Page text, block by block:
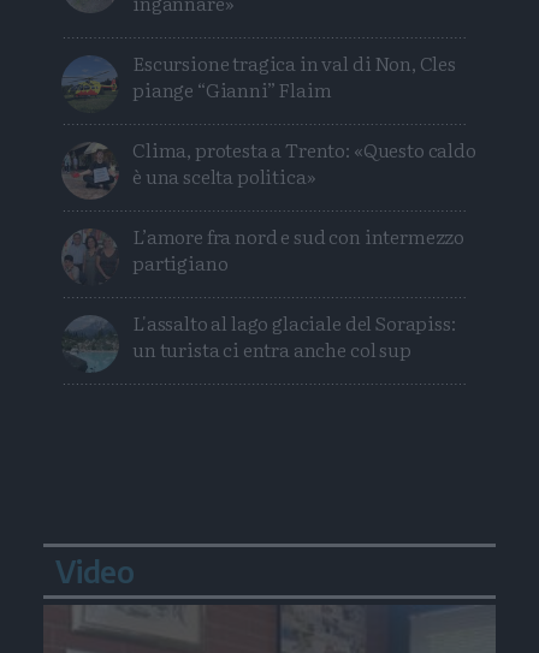
Escursione tragica in val di Non, Cles
piange “Gianni” Flaim
Clima, protesta a Trento: «Questo caldo
è una scelta politica»
L’amore fra nord e sud con intermezzo
partigiano
L'assalto al lago glaciale del Sorapiss:
un turista ci entra anche col sup
Video